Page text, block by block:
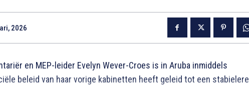
2026
en MEP-leider Evelyn Wever-Croes is in Aruba inmiddels
beleid van haar vorige kabinetten heeft geleid tot een stabielere